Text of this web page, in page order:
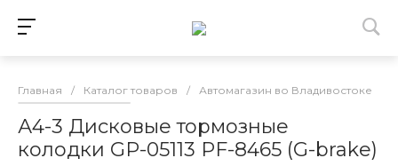
Главная / Каталог товаров / Автомагазин во Владивостоке
А4-3 Дисковые тормозные
колодки GP-05113 PF-8465 (G-brake)